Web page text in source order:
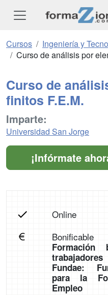
Cursos
Ingeniería y
Curso de análisis por
Curso de
finitos F.E.M.
Imparte:
Universidad San Jorge
¡Infórmate
Online
Bonificable
Formación
Fundae:
para la
Empleo